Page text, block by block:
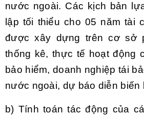
nước ngoài. Các kịch bản
lập tối thiểu cho 05 năm tài
được xây dựng trên cơ sở
thống kê, thực tế hoạt động
bảo hiểm, doanh nghiệp tái
nước ngoài, dự báo diễn biến
b) Tính toán tác động của